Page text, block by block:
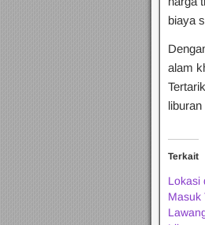
biaya
alam
Terkait
Lokasi
Masuk